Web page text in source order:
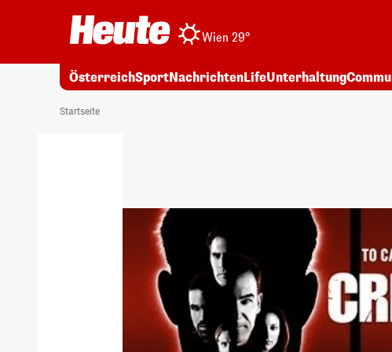
Wien 29°
ÖsterreichSportNachrichtenLifeUnterhaltung
Startseite